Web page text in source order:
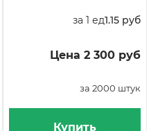
за 1 ед1.15 руб
Цена 2 300 руб
за 2000 штук
Купить